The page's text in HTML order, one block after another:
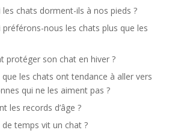
les chats dorment-ils à nos pieds ?
préférons-nous les chats plus que les
protéger son chat en hiver ?
que les chats ont tendance à aller vers
qui ne les aiment pas ?
les records d’âge ?
de temps vit un chat ?